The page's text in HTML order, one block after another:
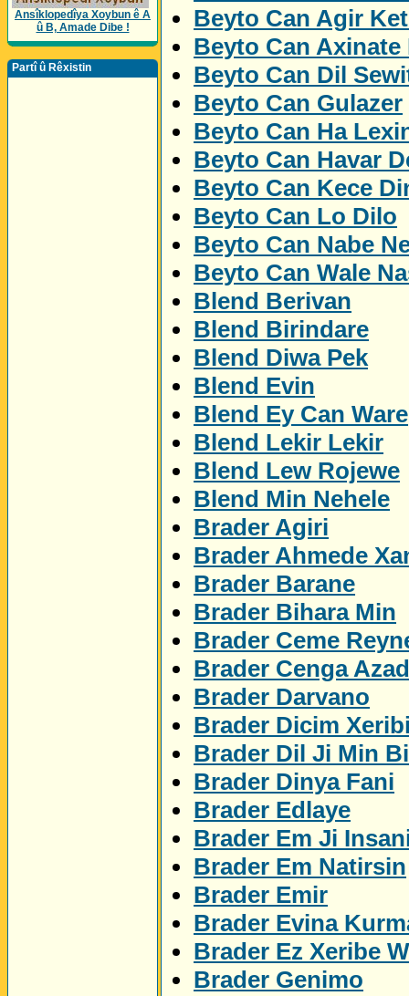
Ansîklopedîya Xoybun ê A
û B, Amade Dibe !
Partî û Rêxistin
Beyto Can Agir
Beyto Can Axinate
Beyto Can Dil
Beyto Can Gulazer
Beyto Can Ha
Beyto Can Havar
Beyto Can Kece
Beyto Can Lo Dilo
Beyto Can Nabe
Beyto Can Wale
Blend Berivan
Blend Birindare
Blend Diwa Pek
Blend Evin
Blend Ey Can Ware
Blend Lekir Lekir
Blend Lew Rojewe
Blend Min Nehele
Brader Agiri
Brader Ahmede
Brader Barane
Brader Bihara Min
Brader Ceme
Brader Cenga
Brader Darvano
Brader Dicim
Brader Dil Ji Min
Brader Dinya Fani
Brader Edlaye
Brader Em Ji
Brader Em Natirsin
Brader Emir
Brader Evina
Brader Ez Xeribe
Brader Genimo